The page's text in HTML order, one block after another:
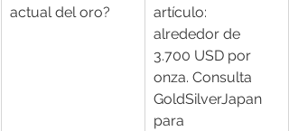
actual del oro?
artículo:
alrededor de
3.700 USD por
onza. Consulta
GoldSilverJapan
para